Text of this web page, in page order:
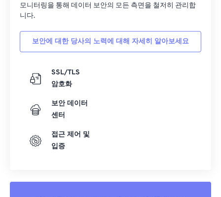
모니터링을 통해 데이터 보안의 모든 측면을 철저히 관리합
니다.
보안에 대한 당사의 노력에 대해 자세히 알아보세요
SSL/TLS
암호화
보안 데이터
센터
접근 제어 및
입증